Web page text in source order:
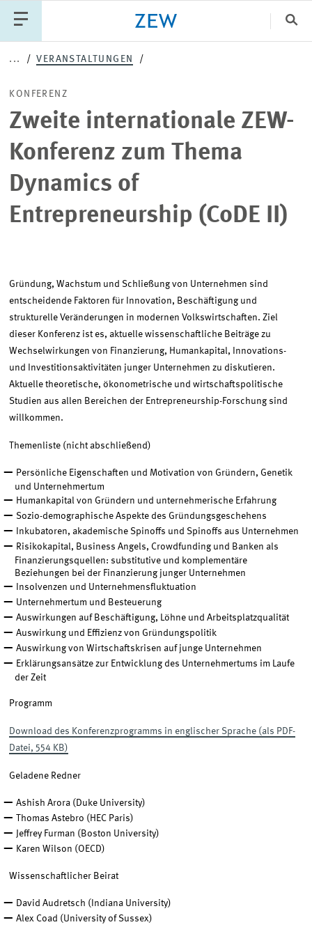
PUBLIKATIONEN PROJEKTE TEAM
VERANSTALTUNGEN AKTUELLES
... VERANSTALTUNGEN
Zweite internationale ZEW-
Konferenz zum Thema
Dynamics of
Entrepreneurship (CoDE II)
KONFERENZ
Gründung, Wachstum und Schließung von Unternehmen sind
entscheidende Faktoren für Innovation, Beschäftigung und
strukturelle Veränderungen in modernen Volkswirtschaften. Ziel
dieser Konferenz ist es, aktuelle wissenschaftliche Beiträge zu
Wechselwirkungen von Finanzierung, Humankapital, Innovations-
und Investitionsaktivitäten junger Unternehmen zu diskutieren.
Aktuelle theoretische, ökonometrische und wirtschaftspolitische
Studien aus allen Bereichen der Entrepreneurship-Forschung sind
willkommen.
Themenliste (nicht abschließend)
Persönliche Eigenschaften und Motivation von Gründern, Genetik
und Unternehmertum
Humankapital von Gründern und unternehmerische Erfahrung
Sozio-demographische Aspekte des Gründungsgeschehens
Inkubatoren, akademische Spinoffs und Spinoffs aus Unternehmen
Risikokapital, Business Angels, Crowdfunding und Banken als
Finanzierungsquellen: substitutive und komplementäre
Beziehungen bei der Finanzierung junger Unternehmen
Insolvenzen und Unternehmensfluktuation
Unternehmertum und Besteuerung
Auswirkungen auf Beschäftigung, Löhne und Arbeitsplatzqualität
Auswirkung und Effizienz von Gründungspolitik
Auswirkung von Wirtschaftskrisen auf junge Unternehmen
Erklärungsansätze zur Entwicklung des Unternehmertums im Laufe
der Zeit
Programm
Download des Konferenzprogramms in englischer Sprache (als PDF-
Datei, 554 KB)
Geladene Redner
Ashish Arora (Duke University)
Thomas Astebro (HEC Paris)
Jeffrey Furman (Boston University)
Karen Wilson (OECD)
Wissenschaftlicher Beirat
David Audretsch (Indiana University)
Alex Coad (University of Sussex)